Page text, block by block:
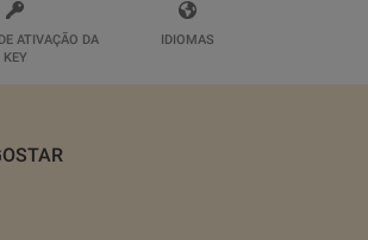
ATIVAÇÃO DA
KEY
IDIOMAS